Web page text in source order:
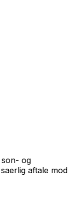
son- og
aftale mod